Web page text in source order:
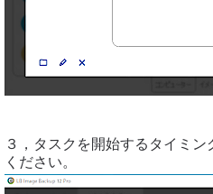
３，タスクを開始するタイミ
ください。